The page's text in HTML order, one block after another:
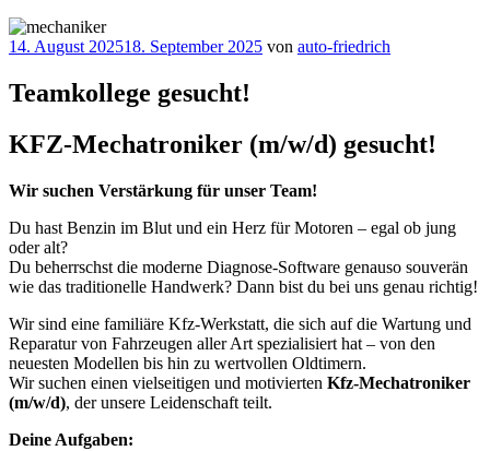
Veröffentlicht
14. August 202518. September 2025 von auto-friedrich
Teamkollege gesucht!
KFZ-Mechatroniker (m/w/d) gesucht!
Wir suchen Verstärkung für unser Team!
Du hast Benzin im Blut und ein Herz für Motoren – egal ob jung
oder alt?
Du beherrschst die moderne Diagnose-Software genauso souverän
wie das traditionelle Handwerk? Dann bist du bei uns genau richtig!
Wir sind eine familiäre Kfz-Werkstatt, die sich auf die Wartung und
Reparatur von Fahrzeugen aller Art spezialisiert hat – von den
neuesten Modellen bis hin zu wertvollen Oldtimern.
Wir suchen einen vielseitigen und motivierten Kfz-Mechatroniker
(m/w/d), der unsere Leidenschaft teilt.
Deine Aufgaben: